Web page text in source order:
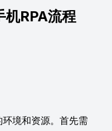
机RPA流程
境和资源。首先需